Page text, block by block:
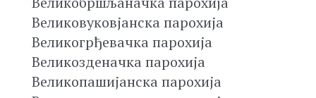
Великовуковјанска парохија
Великогрђевачка парохија
Великозденачка парохија
Великопашијанска парохија